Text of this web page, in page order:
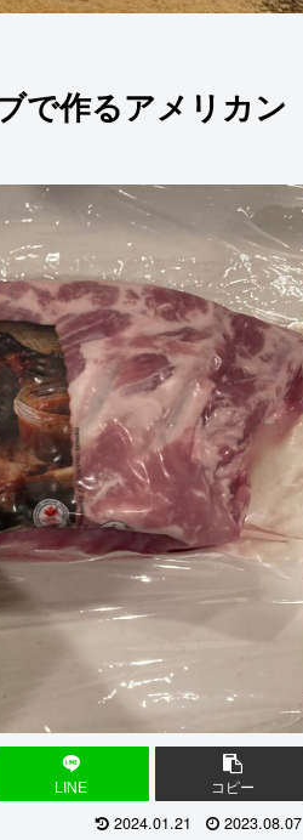
で作るアメリカン
LINE コピー
2024.01.21 2023.08.07